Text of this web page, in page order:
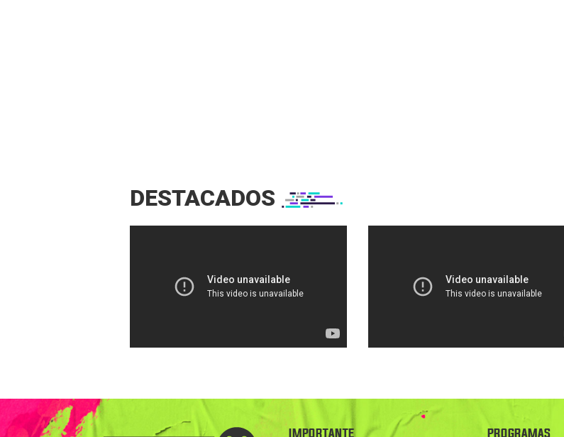
DESTACADOS